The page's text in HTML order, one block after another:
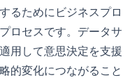
るためにビジネスプロ
ロセスです。データサ
用して意思決定を支援
的変化につながること